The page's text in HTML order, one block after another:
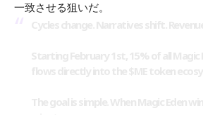
一致させる狙いだ。